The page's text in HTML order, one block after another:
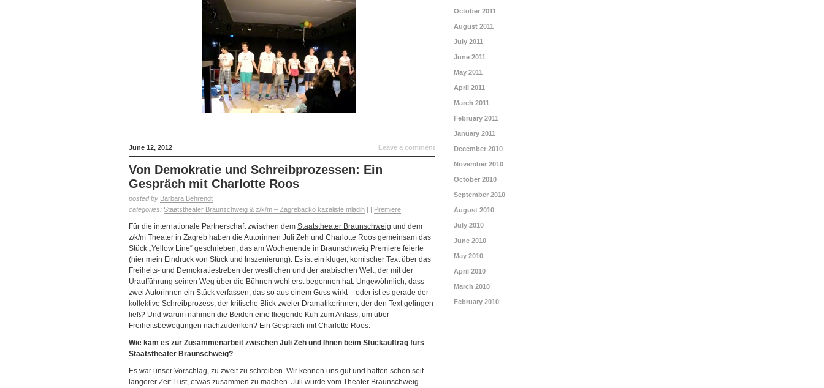
June 12, 2012 Leave a comment
Von Demokratie und Schreibprozessen: Ein
Gespräch mit Charlotte Roos
posted by Barbara Behrendt
categories: Staatstheater Braunschweig & z/k/m – Zagrebacko kazaliste mladih| | Premiere
Für die internationale Partnerschaft zwischen dem Staatstheater Braunschweig und dem
z/k/m Theater in Zagrebhaben die Autorinnen Juli Zeh und Charlotte Roos gemeinsam das
Stück „Yellow Line“geschrieben, das am Wochenende in Braunschweig Premiere feierte
(hiermein Eindruck von Stück und Inszenierung). Es ist ein kluger, komischer Text über das
Freiheits- und Demokratiestreben der westlichen und der arabischen Welt, der mit der
Uraufführung seinen Weg über die Bühnen wohl erst begonnen hat. Ungewöhnlich, dass
zwei Autorinnen ein Stück verfassen, das so aus einem Guss wirkt – oder ist es gerade der
kollektive Schreibprozess, der kritische Blick zweier Dramatikerinnen, der den Text gelingen
ließ? Und warum nahmen die Beiden eine fliegende Kuh zum Anlass, um über
Freiheitsbewegungen nachzudenken? Ein Gespräch mit Charlotte Roos.
Wie kam es zur Zusammenarbeit zwischen Juli Zeh und Ihnen beim Stückauftrag fürs
Staatstheater Braunschweig?
Es war unser Vorschlag, zu zweit zu schreiben. Wir kennen uns gut und hatten schon seit
längerer Zeit Lust, etwas zusammen zu machen. Juli wurde vom Theater Braunschweig
October 2011
August 2011
July 2011
June 2011
May 2011
April 2011
March 2011
February 2011
January 2011
December 2010
November 2010
October 2010
September 2010
August 2010
July 2010
June 2010
May 2010
April 2010
March 2010
February 2010